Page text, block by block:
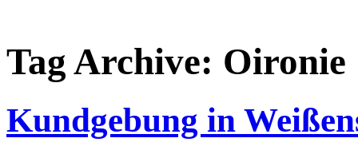
Tag Archive: Oironie
Kundgebung in